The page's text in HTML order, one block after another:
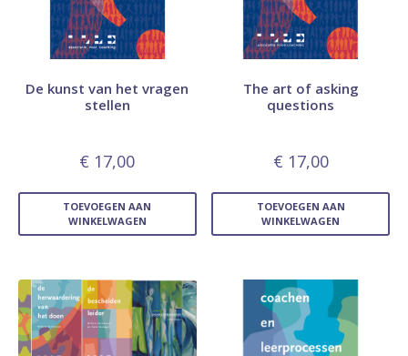
De kunst van het vragen
stellen
€ 17,00
TOEVOEGEN AAN
WINKELWAGEN
The art of asking
questions
€ 17,00
TOEVOEGEN AAN
WINKELWAGEN